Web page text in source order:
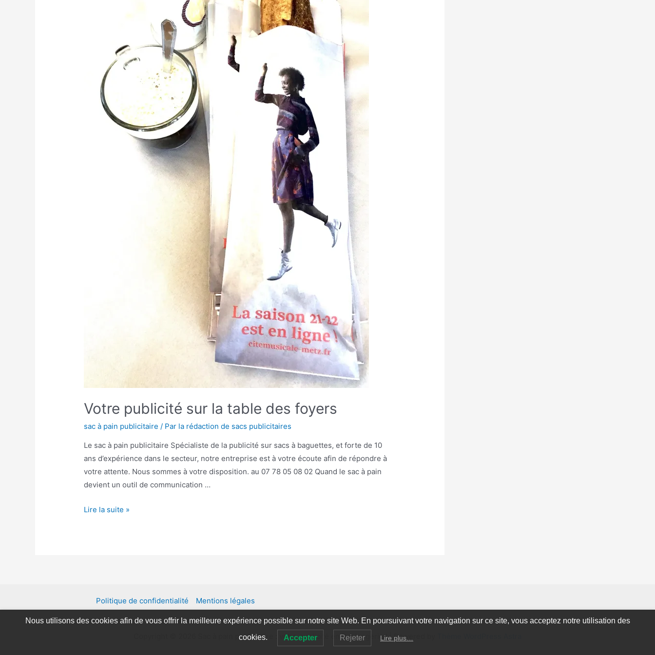
Votre publicité sur la table des foyers
sac à pain publicitaire / Par la rédaction de sacs publicitaires
Le sac à pain publicitaire Spécialiste de la publicité sur sacs à baguettes, et forte de 10
ans d’expérience dans le secteur, notre entreprise est à votre écoute afin de répondre à
votre attente. Nous sommes à votre disposition. au 07 78 05 08 02 Quand le sac à pain
devient un outil de communication …
Votre
Lire la suite »
Politique de confidentialité Mentions légales
Copyright © 2026 Sac à pain publicitaire : votre publicité en Boulangerie ! | Powered by
Nous utilisons des cookies afin de vous offrir la meilleure expérience possible sur notre site Web. En poursuivant votre navigation sur ce site, vous acceptez notre utilisation des
cookies. Accepter Rejeter Lire plus…